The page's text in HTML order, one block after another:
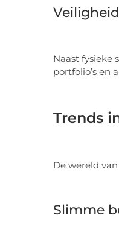
Naast fysieke
portfolio’s en
Trends
De wereld
Slimme